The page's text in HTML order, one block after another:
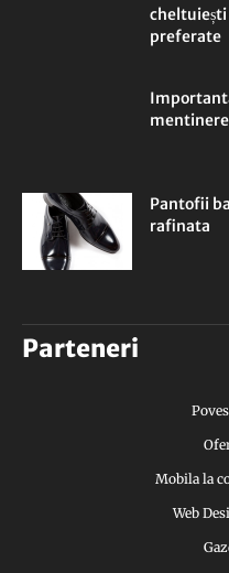
preferate
Pantofii
rafinata
Parteneri
Mobila la
Web